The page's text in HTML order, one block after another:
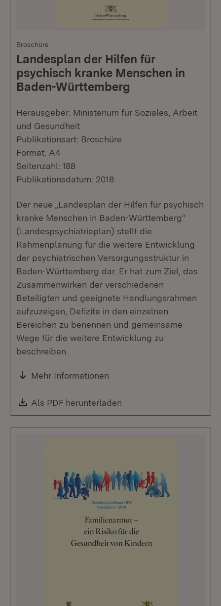
Broschüre
Landesplan der Hilfen für
psychisch kranke Menschen in
Baden-Württemberg
Herausgeber: Ministerium für Soziales, Arbeit
und Gesundheit
Publikationsart: Broschüre
Format: A4
Seitenzahl: 188
Publikationsdatum: 2018
Der neue „Landesplan der Hilfen für psychisch
kranke Menschen in Baden-Württemberg“
(Landespsychiatrieplan) stellt die
Rahmenplanung für die weitere Entwicklung
der psychiatrischen Versorgungsstruktur in
Baden-Württemberg dar. Er hat zum Ziel, das
Zusammenwirken der verschiedenen
Beteiligten und geeignete Handlungsrahmen
aufzuzeigen, Defizite in den einzelnen
Bereichen zu benennen und gemeinsame
Wege für die weitere Entwicklung zu
beschreiben.
Mehr Informationen
Download:
Als PDF herunterladen